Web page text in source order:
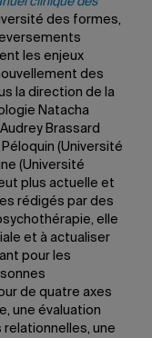
des formes,
les enjeux
des
la direction de la
Natacha
Brassard
(Université
(Université
plus actuelle et
rédigés par des
elle
et à actualiser
pour les
de quatre axes
une évaluation
une